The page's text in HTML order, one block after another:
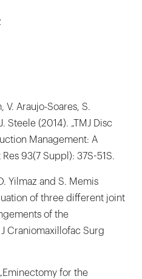
V. Araujo-Soares, S.
Steele (2014). „TMJ Disc
Management: A
93(7 Suppl): 37S-51S.
Yilmaz and S. Memis
of three different joint
of the
Craniomaxillofac Surg
for the